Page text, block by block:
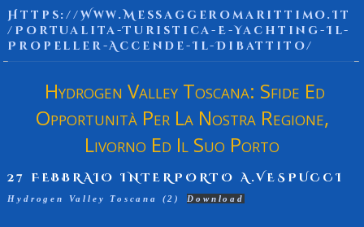
Https://www.messaggeromarittimo.it
/portualita-Turistica-E-Yachting-Il-
Propeller-Accende-Il-Dibattito/
Hydrogen Valley Toscana: Sfide Ed
Opportunità Per La Nostra Regione,
Livorno Ed Il Suo Porto
27 FEBBRAIO INTERPORTO A.VESPUCCI
Hydrogen Valley Toscana (2) Download